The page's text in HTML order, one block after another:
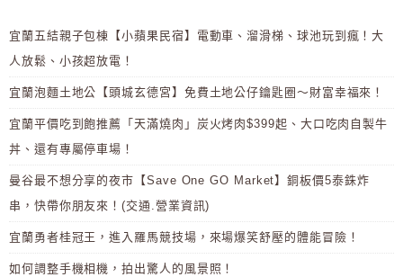
宜蘭五結親子包棟【小蘋果民宿】電動車、溜滑梯、球池玩到瘋！大
人放鬆、小孩超放電！
宜蘭泡麵土地公【頭城玄德宮】免費土地公仔鑰匙圈～財富幸福來！
宜蘭平價吃到飽推薦「天滿燒肉」炭火烤肉$399起、大口吃肉自製牛
丼、還有專屬停車場！
曼谷最不想分享的夜市【Save One GO Market】銅板價5泰銖炸
串，快帶你朋友來！(交通.營業資訊)
宜蘭勇者桂冠王，進入羅馬競技場，來場爆笑舒壓的體能冒險！
如何調整手機相機，拍出驚人的風景照！